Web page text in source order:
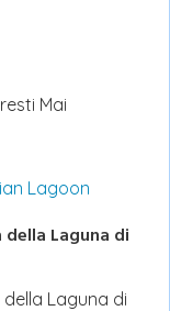
Mai
Laguna di
Laguna di